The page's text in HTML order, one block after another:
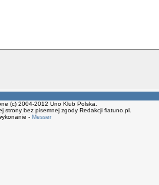
(c) 2004-2012 Uno Klub Polska.
strony bez pisemnej zgody Redakcji fiatuno.pl.
- Messer